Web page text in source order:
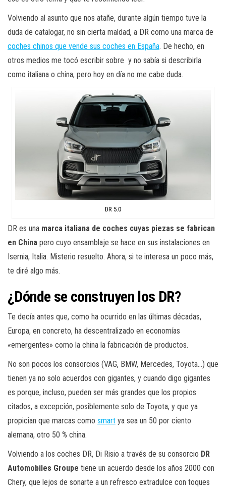
Volviendo al asunto que nos atañe, durante algún tiempo tuve la
duda de catalogar, no sin cierta maldad, a DR como una marca de
coches chinos que vende sus coches en España. De hecho, en
otros medios me tocó escribir sobre y no sabía si describirla
como italiana o china, pero hoy en día no me cabe duda.
DR 5.0
DR es una marca italiana de coches cuyas piezas se fabrican
en China pero cuyo ensamblaje se hace en sus instalaciones en
Isernia, Italia. Misterio resuelto. Ahora, si te interesa un poco más,
te diré algo más.
¿Dónde se construyen los DR?
Te decía antes que, como ha ocurrido en las últimas décadas,
Europa, en concreto, ha descentralizado en economías
«emergentes» como la china la fabricación de productos.
No son pocos los consorcios (VAG, BMW, Mercedes, Toyota…) que
tienen ya no solo acuerdos con gigantes, y cuando digo gigantes
es porque, incluso, pueden ser más grandes que los propios
citados, a excepción, posiblemente solo de Toyota, y que ya
propician que marcas como smart ya sea un 50 por ciento
alemana, otro 50 % china.
Volviendo a los coches DR, Di Risio a través de su consorcio DR
Automobiles Groupe tiene un acuerdo desde los años 2000 con
Chery, que lejos de sonarte a un refresco extradulce con toques